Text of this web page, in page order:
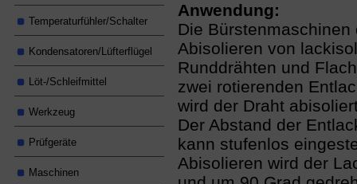
Temperaturfühler/Schalter
Kondensatoren/Lüfterflügel
Löt-/Schleifmittel
Werkzeug
Prüfgeräte
Maschinen
Anwendung:
Die Bürstenmaschinen
Abisolieren von
Runddrähten und
zwei rotierenden
wird der Draht
Der Abstand der
kann stufenlos
Abisolieren wird der